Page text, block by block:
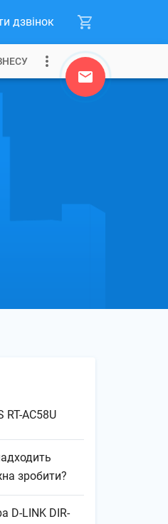
дзвінок
AC58U
зробити?
D-LINK DIR-